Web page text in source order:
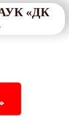
«ДК